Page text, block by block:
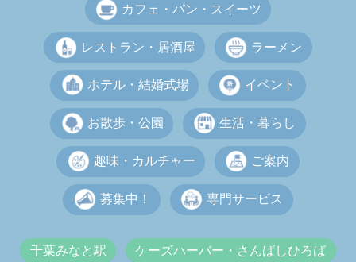
カフェ・パン・スイーツ
レストラン・居酒屋 ラーメン
ホテル・結婚式場 イベント
お散歩・公園 生活・暮らし
趣味・カルチャー ご案内
募集中！ 専門サービス
千葉みなと駅 ケーズハーバー・さんばしひろば